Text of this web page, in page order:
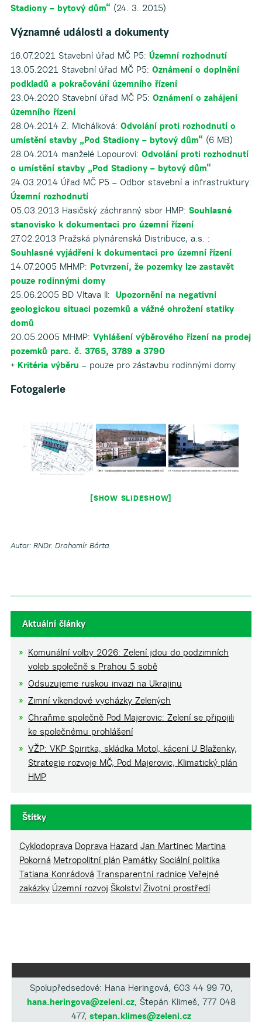
Stadiony – bytový dům“ (24. 3. 2015)
Významné události a dokumenty
16.07.2021 Stavební úřad MČ P5: Územní rozhodnutí
13.05.2021 Stavební úřad MČ P5: Oznámení o doplnění
podkladů a pokračování územního řízení
23.04.2020 Stavební úřad MČ P5: Oznámení o zahájení
územního řízení
28.04.2014 Z. Michálková: Odvolání proti rozhodnutí o
umístění stavby „Pod Stadiony – bytový dům“ (6 MB)
28.04.2014 manželé Lopourovi: Odvolání proti rozhodnutí
o umístění stavby „Pod Stadiony – bytový dům“
24.03.2014 Úřad MČ P5 – Odbor stavební a infrastruktury:
Územní rozhodnutí
05.03.2013 Hasičský záchranný sbor HMP: Souhlasné
stanovisko k dokumentaci pro územní řízení
27.02.2013 Pražská plynárenská Distribuce, a.s. :
Souhlasné vyjádření k dokumentaci pro územní řízení
14.07.2005 MHMP: Potvrzení, že pozemky lze zastavět
pouze rodinnými domy
25.06.2005 BD Vltava II: Upozornění na negativní
geologickou situaci pozemků a vážné ohrožení statiky
domů
20.05.2005 MHMP: Vyhlášení výběrového řízení na prodej
pozemků parc. č. 3765, 3789 a 3790
+ Kritéria výběru – pouze pro zástavbu rodinnými domy
Fotogalerie
[SHOW SLIDESHOW]
Autor: RNDr. Drahomír Bárta
Aktuální články
Komunální volby 2026: Zelení jdou do podzimních
voleb společně s Prahou 5 sobě
Odsuzujeme ruskou invazi na Ukrajinu
Zimní víkendové vycházky Zelených
Chraňme společně Pod Majerovic: Zelení se připojili
ke společnému prohlášení
VŽP: VKP Spiritka, skládka Motol, kácení U Blaženky,
Strategie rozvoje MČ, Pod Majerovic, Klimatický plán
HMP
Štítky
Cyklodoprava Doprava Hazard Jan Martinec Martina
Pokorná Metropolitní plán Památky Sociální politika
Tatiana Konrádová Transparentní radnice Veřejné
zakázky Územní rozvoj Školství Životní prostředí
Spolupředsedové: Hana Heringová, 603 44 99 70,
hana.heringova@zeleni.cz, Štepán Klimeš, 777 048
477, stepan.klimes@zeleni.cz